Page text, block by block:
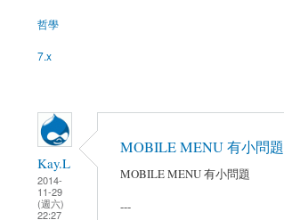
哲學
7.x
Kay.L
2014-
11-29
(週六)
22:27
MOBILE MENU 有小問題
MOBILE MENU 有小問題
---